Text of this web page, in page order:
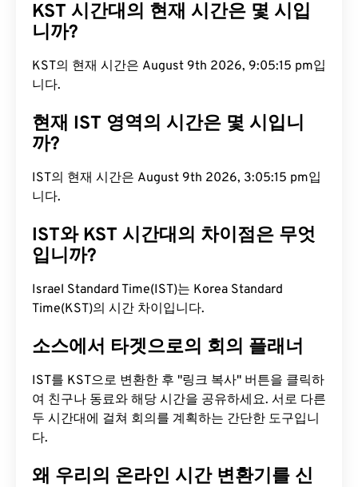
KST 시간대의 현재 시간은 몇 시입
니까?
KST의 현재 시간은 August 9th 2026, 9:05:16 pm입
니다.
현재 IST 영역의 시간은 몇 시입니
까?
IST의 현재 시간은 August 9th 2026, 3:05:16 pm입
니다.
IST와 KST 시간대의 차이점은 무엇
입니까?
Israel Standard Time(IST)는 Korea Standard
Time(KST)의 시간 차이입니다.
소스에서 타겟으로의 회의 플래너
IST를 KST으로 변환한 후 "링크 복사" 버튼을 클릭하
여 친구나 동료와 해당 시간을 공유하세요. 서로 다른
두 시간대에 걸쳐 회의를 계획하는 간단한 도구입니
다.
왜 우리의 온라인 시간 변환기를 신